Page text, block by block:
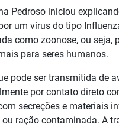
Pedroso iniciou
um vírus do tipo
como zoonose, ou seja,
para seres humanos.
pode ser transmitida de
por contato direto
secreções e materiais
ou ração contaminada. A